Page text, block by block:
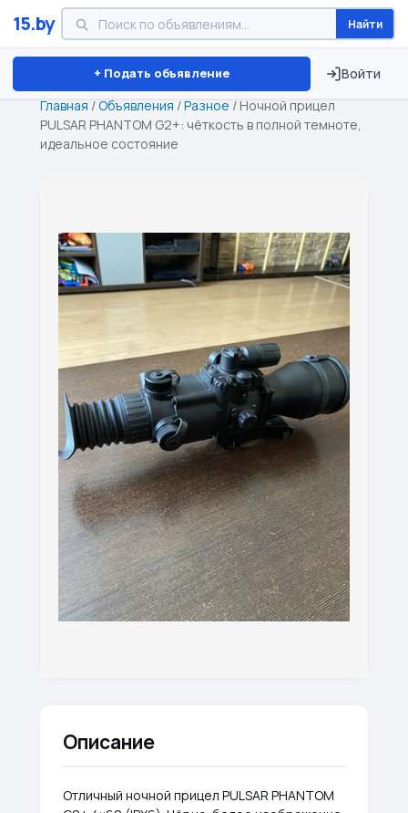
15.by Найти
+ Подать объявление Войти
Минск Витебск Брест ⏱ ТОЛЬКО 15 ДНЕЙ
Главная /Объявления /Разное / Ночной прицел
PULSAR PHANTOM G2+: чёткость в полной темноте,
идеальное состояние
Описание
Отличный ночной прицел PULSAR PHANTOM